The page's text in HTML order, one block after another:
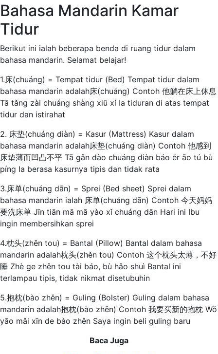
Bahasa Mandarin Kamar
Tidur
Berikut ini ialah beberapa benda di ruang tidur dalam
bahasa mandarin. Selamat belajar!
1.床(chuáng) = Tempat tidur (Bed) Tempat tidur dalam
bahasa mandarin adalah床(chuáng) Contoh 他躺在床上休息
Tā tǎng zài chuáng shàng xiū xí Ia tiduran di atas tempat
tidur dan istirahat
2. 床垫(chuáng diàn) = Kasur (Mattress) Kasur dalam
bahasa mandarin adalah床垫(chuáng diàn) Contoh 他感到
床垫薄而凹凸不平 Tā gǎn dào chuáng diàn báo ér āo tú bù
píng Ia berasa kasurnya tipis dan tidak rata
3.床单(chuáng dān) = Sprei (Bed sheet) Sprei dalam
bahasa mandarin ialah 床单(chuáng dān) Contoh 今天妈妈
要洗床单 Jīn tiān mā mā yào xǐ chuáng dān Hari ini Ibu
ingin membersihkan sprei
4.枕头(zhěn tou) = Bantal (Pillow) Bantal dalam bahasa
mandarin adalah枕头(zhěn tou) Contoh 这个枕头太薄，不好
睡 Zhè ge zhěn tou tài báo, bù hǎo shuì Bantal ini
terlampau tipis, tidak nikmat disetubuhin
5.抱枕(bào zhěn) = Guling (Bolster) Guling dalam bahasa
mandarin adalah抱枕(bào zhěn) Contoh 我要买新的抱枕 Wǒ
yāo mǎi xīn de bào zhěn Saya ingin beli guling baru
Baca Juga